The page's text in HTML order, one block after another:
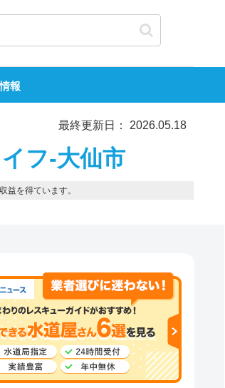
報
最終更新日： 2026.05.18
フ-大仙市
益を得ています。